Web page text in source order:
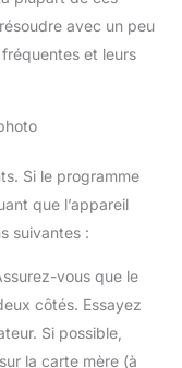
ne prennent que
ne prennent que
hôtes
destination.
administrateur
du système de
fichier maximale
d'un système
-25°C à
avec un peu
et leurs
Si le programme
que l’appareil
suivantes :
vous que le
côtés. Essayez
Si possible,
la carte mère (à